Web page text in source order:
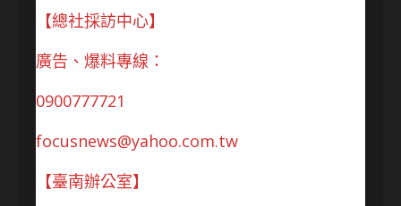
【總社採訪中心】
廣告、爆料專線：
0900777721
focusnews@yahoo.com.tw
【臺南辦公室】